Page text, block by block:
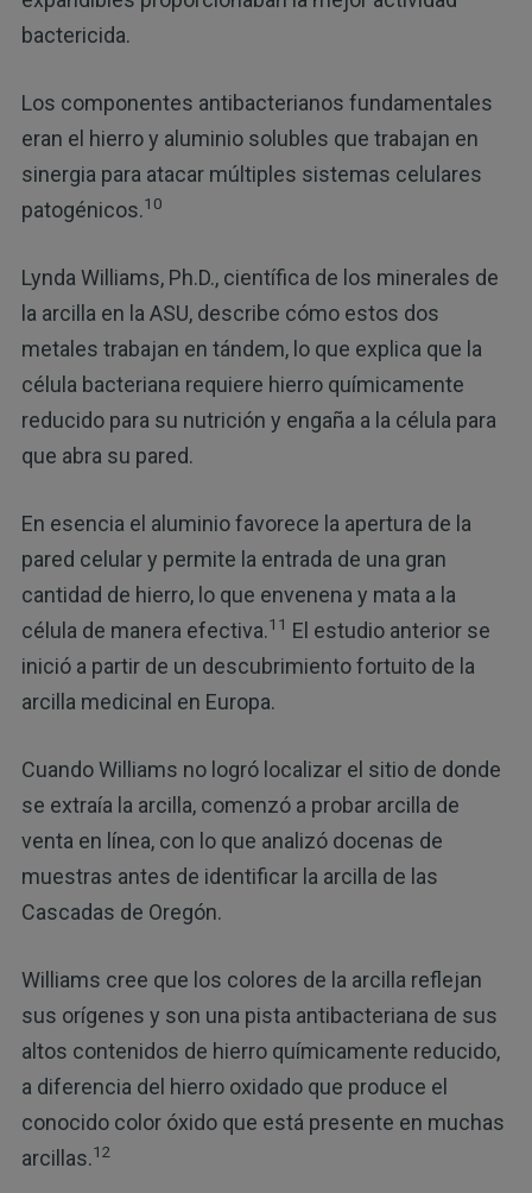
bactericida.
Los componentes antibacterianos fundamentales
eran el hierro y aluminio solubles que trabajan en
sinergia para atacar múltiples sistemas celulares
patogénicos.10
Lynda Williams, Ph.D., científica de los minerales de
la arcilla en la ASU, describe cómo estos dos
metales trabajan en tándem, lo que explica que la
célula bacteriana requiere hierro químicamente
reducido para su nutrición y engaña a la célula para
que abra su pared.
En esencia el aluminio favorece la apertura de la
pared celular y permite la entrada de una gran
cantidad de hierro, lo que envenena y mata a la
célula de manera efectiva.11 El estudio anterior se
inició a partir de un descubrimiento fortuito de la
arcilla medicinal en Europa.
Cuando Williams no logró localizar el sitio de donde
se extraía la arcilla, comenzó a probar arcilla de
venta en línea, con lo que analizó docenas de
muestras antes de identificar la arcilla de las
Cascadas de Oregón.
Williams cree que los colores de la arcilla reflejan
sus orígenes y son una pista antibacteriana de sus
altos contenidos de hierro químicamente reducido,
a diferencia del hierro oxidado que produce el
conocido color óxido que está presente en muchas
arcillas.12